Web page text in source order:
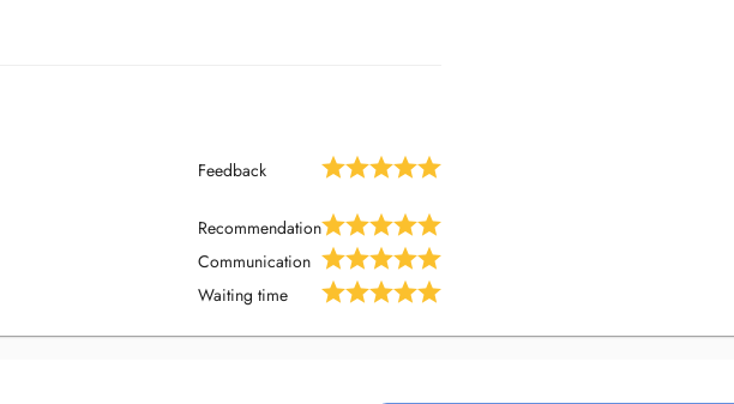
wie Bluthochdruck, Diabetes und Asthma
Feedback
Recommendation
Communication
Waiting time